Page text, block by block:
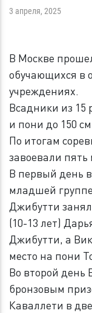
3 апреля, 2025
В Москве
обучающихся в
учреждениях.
Всадники из 15
и пони до 150
По итогам
завоевали пять
В первый день
младшей
Джибутти
(10-13 лет)
Джибутти, а
место на пони
Во второй день
бронзовым
Каваллети в